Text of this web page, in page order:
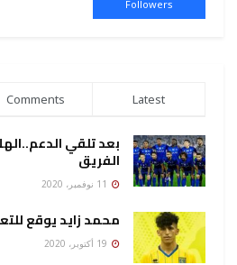
Followers
Comments Latest
بعد تلقي
الفريق
محمد زايد يوقع